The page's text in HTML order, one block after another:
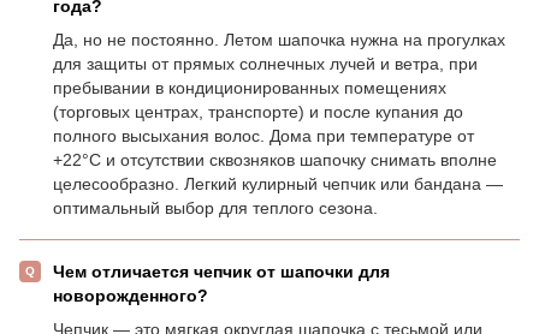
года?
Да, но не постоянно. Летом шапочка нужна на прогулках
для защиты от прямых солнечных лучей и ветра, при
пребывании в кондиционированных помещениях
(торговых центрах, транспорте) и после купания до
полного высыхания волос. Дома при температуре от
+22°C и отсутствии сквозняков шапочку снимать вполне
целесообразно. Легкий кулирный чепчик или бандана —
оптимальный выбор для теплого сезона.
Чем отличается чепчик от шапочки для
новорожденного?
Чепчик — это мягкая округлая шапочка с тесьмой или